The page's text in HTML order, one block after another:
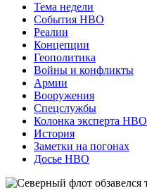
Тема недели
События НВО
Реалии
Концепции
Геополитика
Войны и конфликты
Армии
Вооружения
Спецслужбы
Колонка эксперта НВО
История
Заметки на погонах
Досье НВО